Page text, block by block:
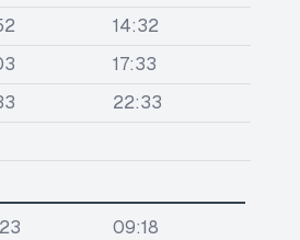
14:32
17:33
22:33
09:18